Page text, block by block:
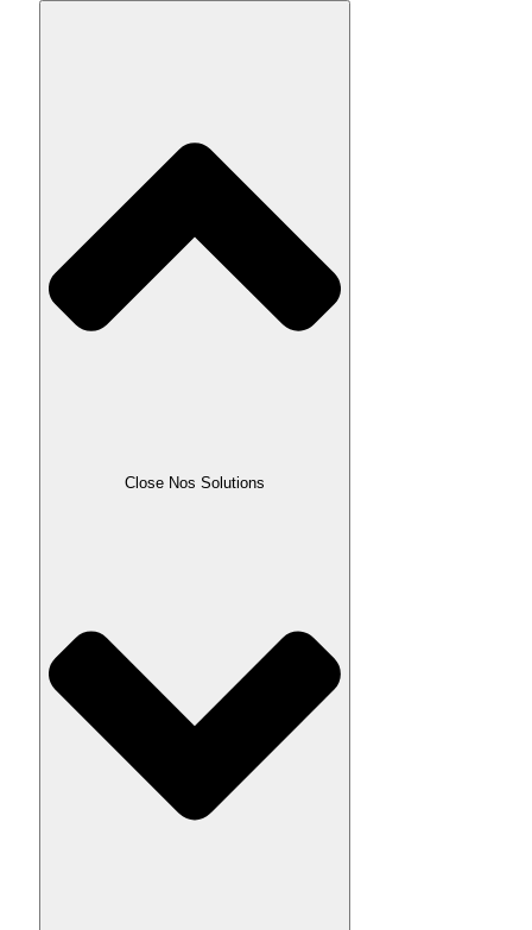
Close Nos Solutions